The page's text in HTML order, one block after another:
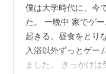
僕は大学時代に、今
た。 一晩中 家でゲ
起きる。昼食をとり
入浴以外ずっとゲー
ました。 きっかけ